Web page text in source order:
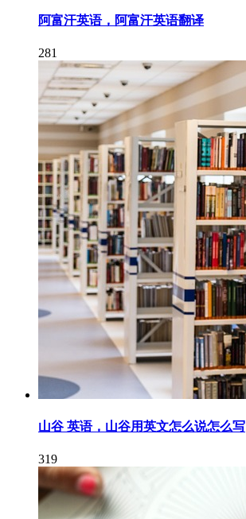
阿富汗英语，阿富汗英语翻译
281
山谷 英语，山谷用英文怎么说怎么写
319